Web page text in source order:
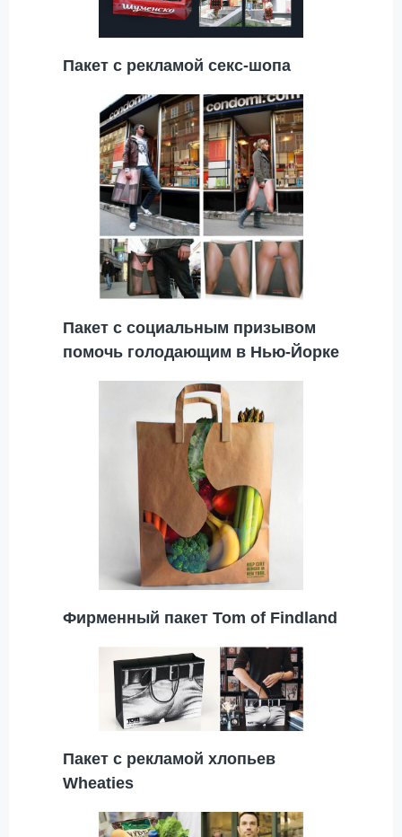
Пакет с рекламой секс-шопа
Пакет с социальным призывом
помочь голодающим в Нью-Йорке
Фирменный пакет Tom of Findland
Пакет с рекламой хлопьев
Wheaties